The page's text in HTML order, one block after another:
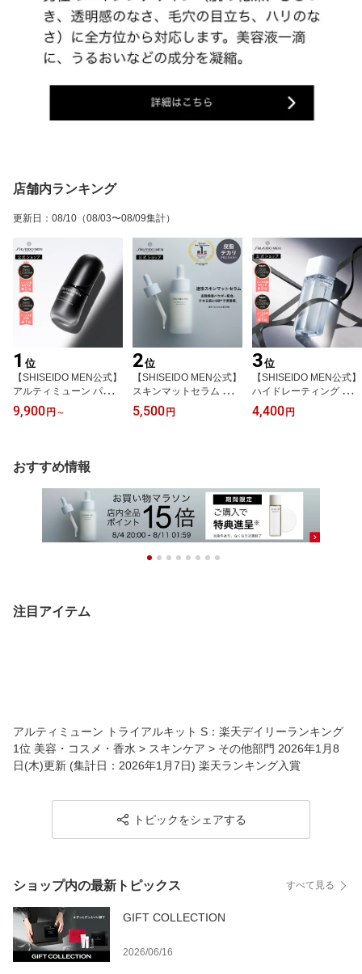
店舗内ランキング
更新日 ： 08/10 （08/03〜08/09集計）
1 位
【SHISEIDO MEN公式】
アルティミューン パワラ
イジング セラム （30mL
/ 50mL）■ | 資生堂メン |
ア 男性用 男性肌 アフタ
ーシェーブローション べ
たつかない
9,900円 ～
2位
【SHISEIDO MEN公式】
スキンマットセラム ☆ |
資生堂メン | 美容液 メン
ズスキンケア 男性肌 テ
クス 化粧崩れ防止
5,500円
3位
【SHISEIDO MEN公式】
ハイドレーティング ロー
ション C | 資生堂メン |
化粧水 メンズ 男性用 男
ケア
4,400円
おすすめ情報
注目アイテム
アルティミューン トライアルキット S：楽天デイリーランキング
1位 美容・コスメ・香水 > スキンケア > その他部門 2026年1月8
日(木)更新 (集計日：2026年1月7日) 楽天ランキング入賞
トピックをシェアする
ショップ内の最新トピックス すべて見る
GIFT COLLECTION
2026/06/16